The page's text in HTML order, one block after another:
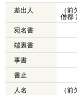
差出人
（
僧都
宛名書
端裏書
事書
書止
人名
（